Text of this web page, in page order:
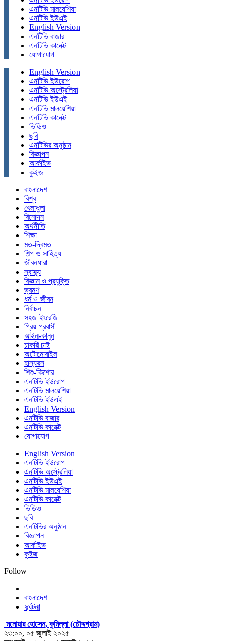
এনটিভি মালয়েশিয়া
এনটিভি ইউএই
English Version
এনটিভি বাজার
এনটিভি কানেক্ট
যোগাযোগ
English Version
এনটিভি ইউরোপ
এনটিভি অস্ট্রেলিয়া
এনটিভি ইউএই
এনটিভি মালয়েশিয়া
এনটিভি কানেক্ট
ভিডিও
ছবি
এনটিভির অনুষ্ঠান
বিজ্ঞাপন
আর্কাইভ
কুইজ
বাংলাদেশ
বিশ্ব
খেলাধুলা
বিনোদন
অর্থনীতি
শিক্ষা
মত-দ্বিমত
শিল্প ও সাহিত্য
জীবনধারা
স্বাস্থ্য
বিজ্ঞান ও প্রযুক্তি
ভ্রমণ
ধর্ম ও জীবন
নির্বাচন
সহজ ইংরেজি
প্রিয় প্রবাসী
আইন-কানুন
চাকরি চাই
অটোমোবাইল
হাস্যরস
শিশু-কিশোর
এনটিভি ইউরোপ
এনটিভি মালয়েশিয়া
এনটিভি ইউএই
English Version
এনটিভি বাজার
এনটিভি কানেক্ট
যোগাযোগ
English Version
এনটিভি ইউরোপ
এনটিভি অস্ট্রেলিয়া
এনটিভি ইউএই
এনটিভি মালয়েশিয়া
এনটিভি কানেক্ট
ভিডিও
ছবি
এনটিভির অনুষ্ঠান
বিজ্ঞাপন
আর্কাইভ
কুইজ
Follow
বাংলাদেশ
দুর্ঘটনা
মনোয়ার হোসেন, কুমিল্লা (চৌদ্দগ্রাম)
২৩:০০, ০৫ জুলাই ২০২৫